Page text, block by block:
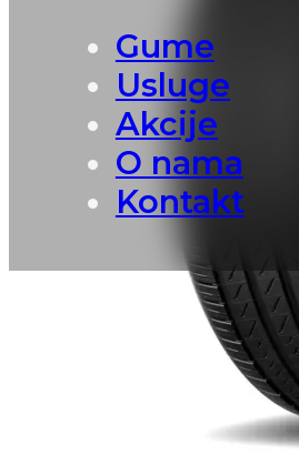
Gume
Usluge
Akcije
O nama
Kontakt